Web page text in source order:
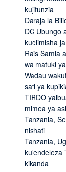
kujifunzia
Daraja la
DC Ubungo
kuelimisha
Rais Samia
wa matuki
Wadau
safi ya
TIRDO
mimea ya
Tanzania,
nishati
Tanzania,
kuiendeleza
kikanda